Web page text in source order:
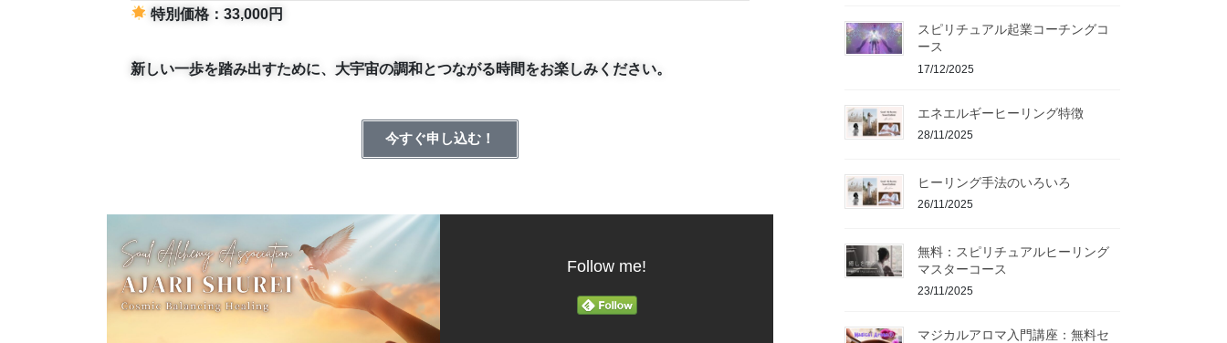
特別価格：33,000円
新しい一歩を踏み出すために、大宇宙の調和とつながる時間をお楽しみください。
今すぐ申し込む！
Follow me!
スピリチュアル起業コーチングコ
ース
17/12/2025
エネエルギーヒーリング特徴
28/11/2025
ヒーリング手法のいろいろ
26/11/2025
無料：スピリチュアルヒーリング
マスターコース
23/11/2025
マジカルアロマ入門講座：無料セ